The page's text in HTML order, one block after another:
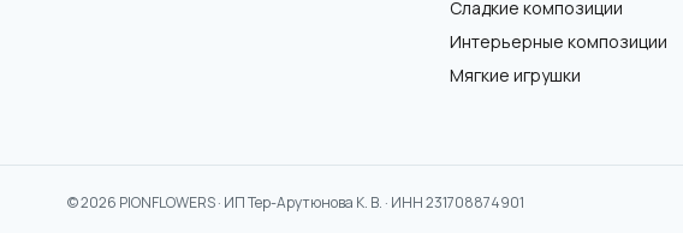
Сладкие композиции
Интерьерные композиции
Мягкие игрушки
©2026 PIONFLOWERS · ИП Тер-Арутюнова К. В. · ИНН231708874901